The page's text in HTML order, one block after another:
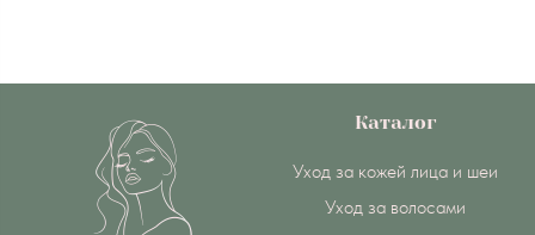
Каталог
Уход за кожей лица и шеи
Уход за волосами